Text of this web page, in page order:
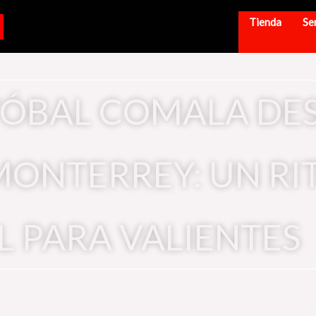
Tienda
COMALA
UN
PARA VALIENTES